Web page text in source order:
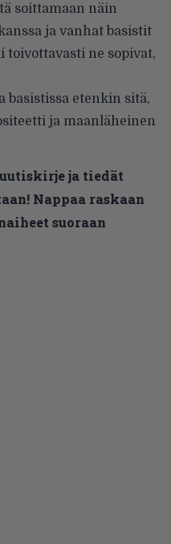
soittamaan näin
ja vanhat basistit
toivottavasti ne sopivat,
basistissa etenkin sitä,
ja maanläheinen
ja tiedät
Nappaa raskaan
suoraan